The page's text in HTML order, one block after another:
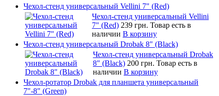
Чехол-стенд универсальный Vellini 7" (Red)
Чехол-стенд универсальный Vellini
7" (Red) 239 грн. Товар есть в
наличии В корзину
Чехол-стенд универсальный Drobak 8" (Black)
Чехол-стенд универсальный Drobak
8" (Black) 200 грн. Товар есть в
наличии В корзину
Чехол-ротатор Drobak для планшета универсальный
7"-8" (Green)